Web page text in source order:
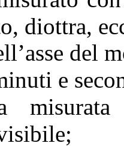
diottra,
del
e